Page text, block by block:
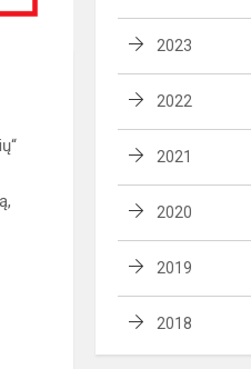
2023
2022
2021
2020
2019
2018